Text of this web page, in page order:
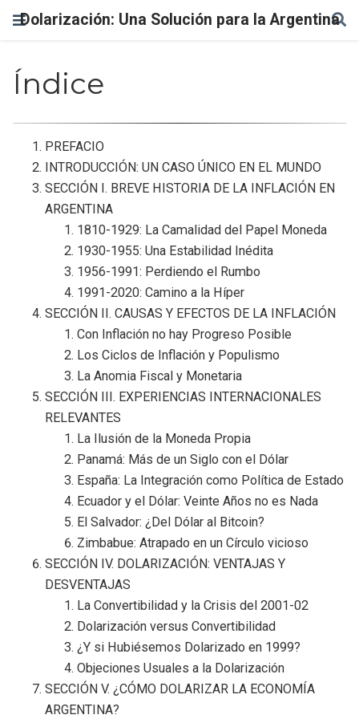
Dolarización: Una Solución para la Argentina
Índice
PREFACIO
INTRODUCCIÓN: UN CASO ÚNICO EN EL MUNDO
SECCIÓN I. BREVE HISTORIA DE LA INFLACIÓN EN
ARGENTINA
1810-1929: La Camalidad del Papel Moneda
1930-1955: Una Estabilidad Inédita
1956-1991: Perdiendo el Rumbo
1991-2020: Camino a la Híper
SECCIÓN II. CAUSAS Y EFECTOS DE LA INFLACIÓN
Con Inflación no hay Progreso Posible
Los Ciclos de Inflación y Populismo
La Anomia Fiscal y Monetaria
SECCIÓN III. EXPERIENCIAS INTERNACIONALES
RELEVANTES
La Ilusión de la Moneda Propia
Panamá: Más de un Siglo con el Dólar
España: La Integración como Política de Estado
Ecuador y el Dólar: Veinte Años no es Nada
El Salvador: ¿Del Dólar al Bitcoin?
Zimbabue: Atrapado en un Círculo vicioso
SECCIÓN IV. DOLARIZACIÓN: VENTAJAS Y
DESVENTAJAS
La Convertibilidad y la Crisis del 2001-02
Dolarización versus Convertibilidad
¿Y si Hubiésemos Dolarizado en 1999?
Objeciones Usuales a la Dolarización
SECCIÓN V. ¿CÓMO DOLARIZAR LA ECONOMÍA
ARGENTINA?